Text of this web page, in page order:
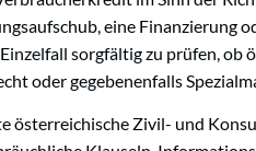
eine Finanzierung
sorgfältig zu prüfen, ob
oder gegebenenfalls
österreichische Zivil- und